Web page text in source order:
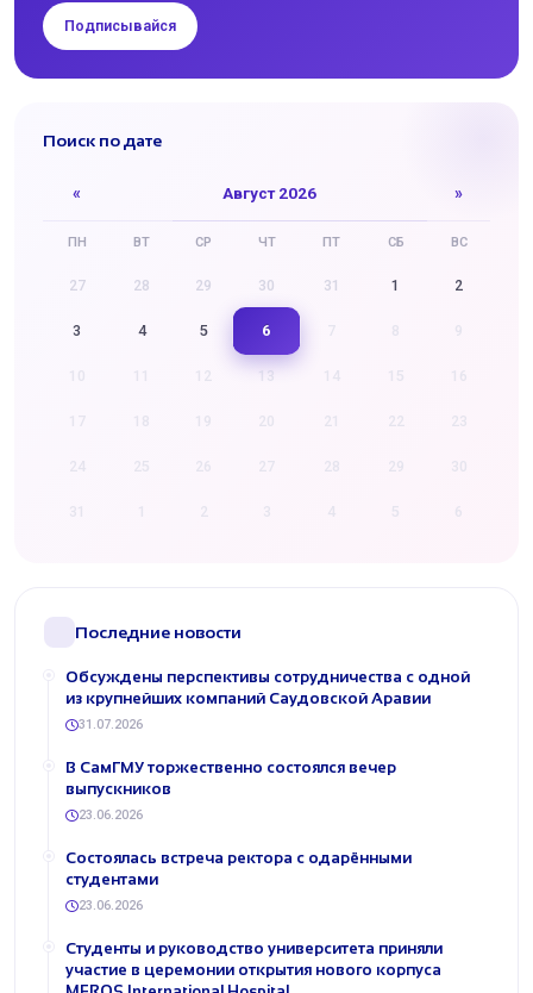
Подписывайся
Поиск по дате
« Август 2026 »
ПН ВТ СР ЧТ ПТ СБ ВС
27 28 29 30 31 1 2
3 4 5 6
13 16
22 23
28 29 30
4 5 6
Последние новости
Обсуждены перспективы сотрудничества с одной
из крупнейших компаний Саудовской Аравии
31.07.2026
В СамГМУ торжественно состоялся вечер
выпускников
23.06.2026
Состоялась встреча ректора с одарёнными
студентами
23.06.2026
Студенты и руководство университета приняли
участие в церемонии открытия нового корпуса